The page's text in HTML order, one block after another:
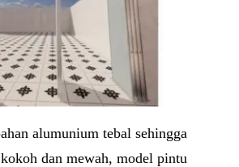
alumunium tebal sehingga
dan mewah, model pintu